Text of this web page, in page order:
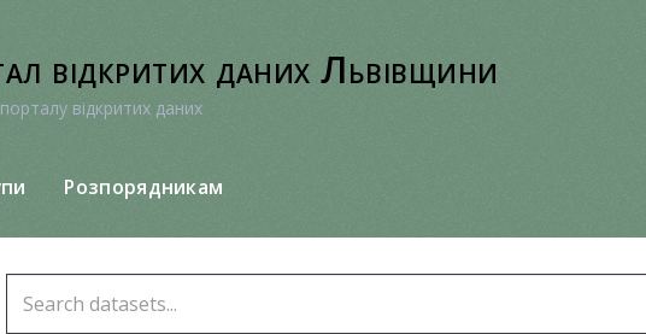
відкритих даних Львівщини
відкритих даних
Розпорядникам